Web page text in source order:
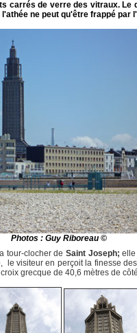
carrés de verre des vitraux. Le
ne peut qu'être frappé par
Photos : Guy Riboreau ©
tour-clocher de Saint Joseph; elle
le visiteur en perçoit la finesse
grecque de 40,6 mètres de